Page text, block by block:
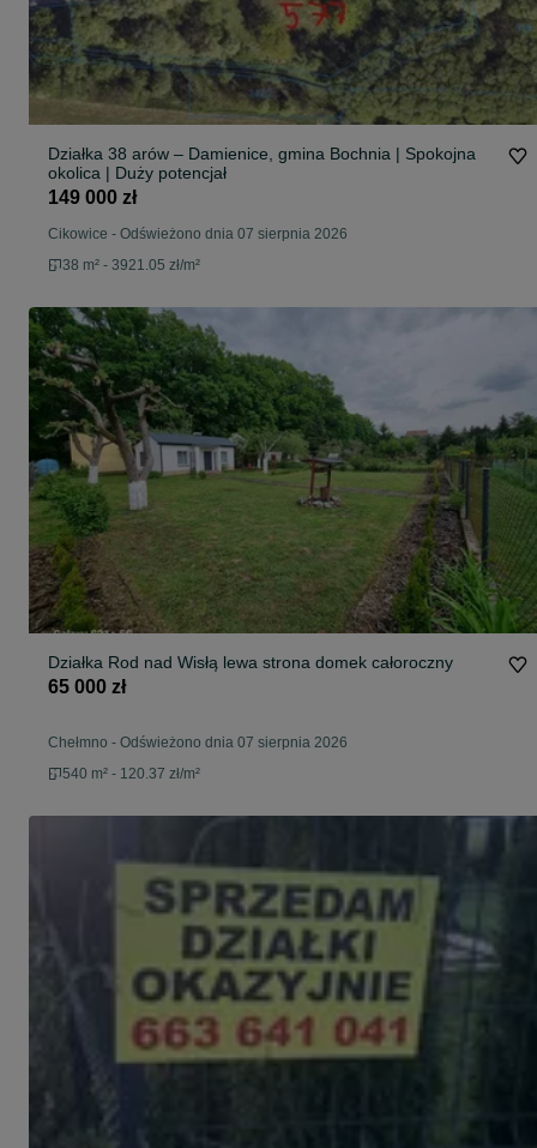
Działka 38 arów – Damienice, gmina Bochnia | Spokojna
okolica | Duży potencjał
149 000 zł
Cikowice - Odświeżono dnia 07 sierpnia 2026
38 m² - 3921.05 zł/m²
Działka Rod nad Wisłą lewa strona domek całoroczny
65 000 zł
Chełmno - Odświeżono dnia 07 sierpnia 2026
540 m² - 120.37 zł/m²